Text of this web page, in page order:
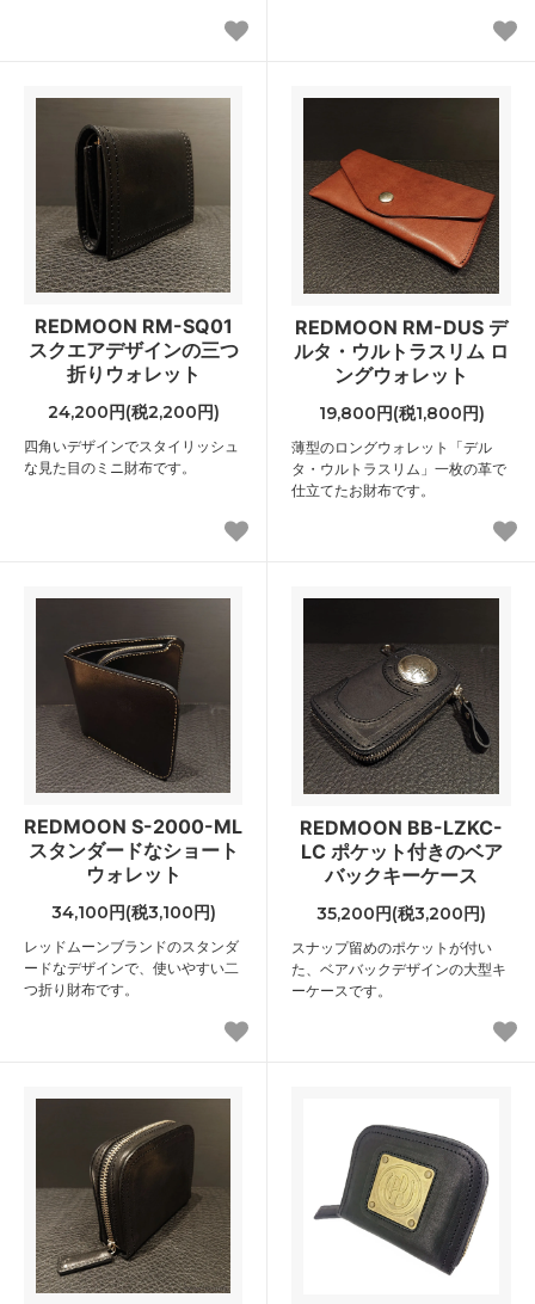
REDMOON RM-SQ01
スクエアデザインの三つ
折りウォレット
24,200円(税2,200円)
四角いデザインでスタイリッシュ
な見た目のミニ財布です。
REDMOON RM-DUS デ
ルタ・ウルトラスリム ロ
ングウォレット
19,800円(税1,800円)
薄型のロングウォレット「デル
タ・ウルトラスリム」一枚の革で
仕立てたお財布です。
REDMOON S-2000-ML
スタンダードなショート
ウォレット
34,100円(税3,100円)
レッドムーンブランドのスタンダ
ードなデザインで、使いやすい二
つ折り財布です。
REDMOON BB-LZKC-
LC ポケット付きのベア
バックキーケース
35,200円(税3,200円)
スナップ留めのポケットが付い
た、ベアバックデザインの大型キ
ーケースです。